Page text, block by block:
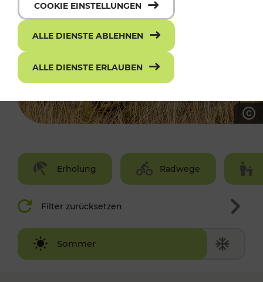
Erholung Radwege
Filter zurücksetzen
Sommer
Winter
COOKIE EINSTELLUNGEN
ALLE DIENSTE ABLEHNEN
ALLE DIENSTE ERLAUBEN